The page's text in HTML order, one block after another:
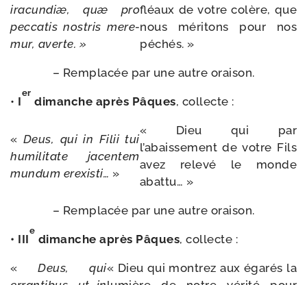
ira­cun­diæ,
quæ
pro
pec­ca­tis nos­tris mere­
mur, averte. »
fléaux de votre colère, que
nous méri­tons pour nos
péchés. »
– Remplacée par une autre oraison.
• I
er
dimanche après Pâques, col­lecte :
« Deus, qui in Filii tui
humi­li­tate
jacen­tem
mun­dum erexis­ti… »
« Dieu qui par
l’abaissement de votre Fils
avez rele­vé le monde
abattu… »
– Remplacée par une autre oraison.
• III
e
dimanche après Pâques, col­lecte :
«Deus,
qui« Dieu qui mon­trez aux éga­rés la